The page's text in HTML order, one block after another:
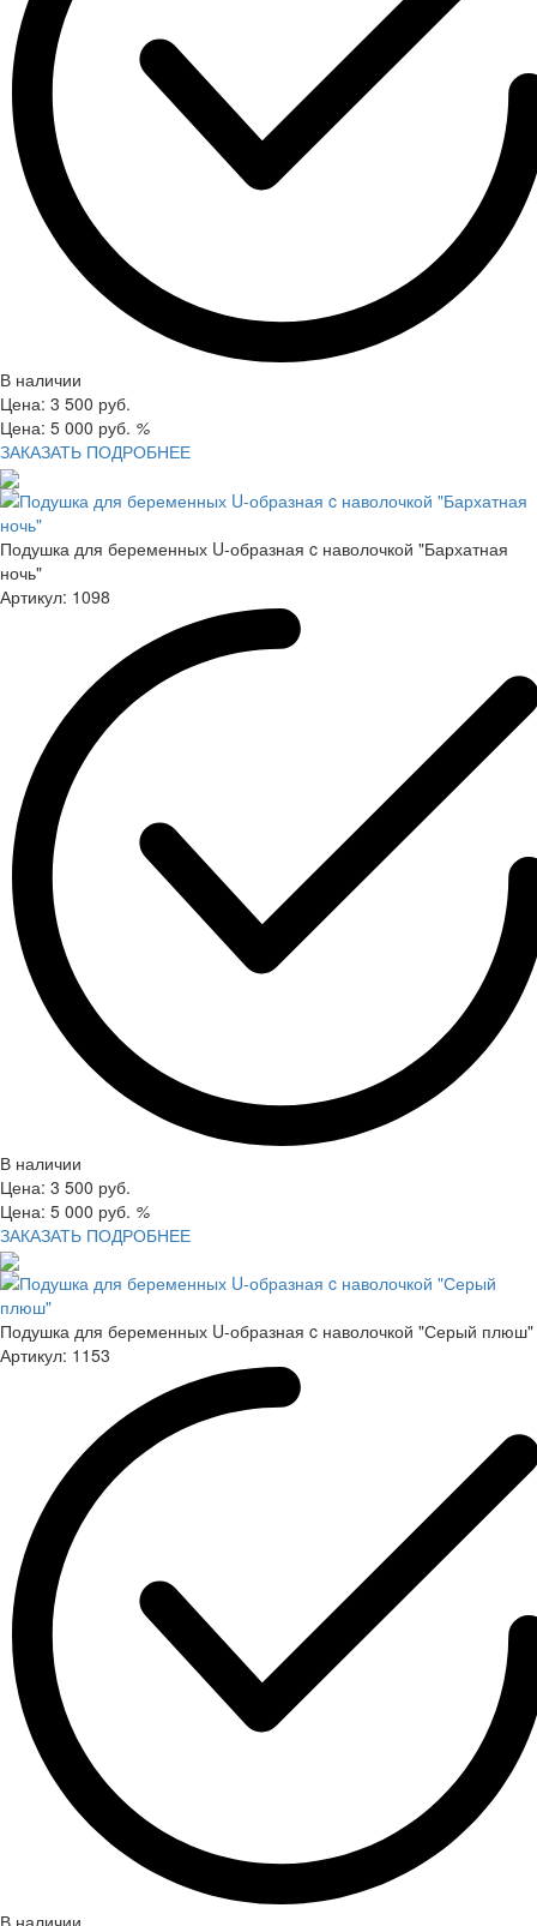
В наличии
Цена: 3 500 руб.
Цена: 5 000 руб. %
ЗАКАЗАТЬ ПОДРОБНЕЕ
Подушка для беременных U-образная c наволочкой "Бархатная
ночь"
Артикул: 1098
В наличии
Цена: 3 500 руб.
Цена: 5 000 руб. %
ЗАКАЗАТЬ ПОДРОБНЕЕ
Подушка для беременных U-образная c наволочкой "Серый плюш"
Артикул: 1153
В наличии